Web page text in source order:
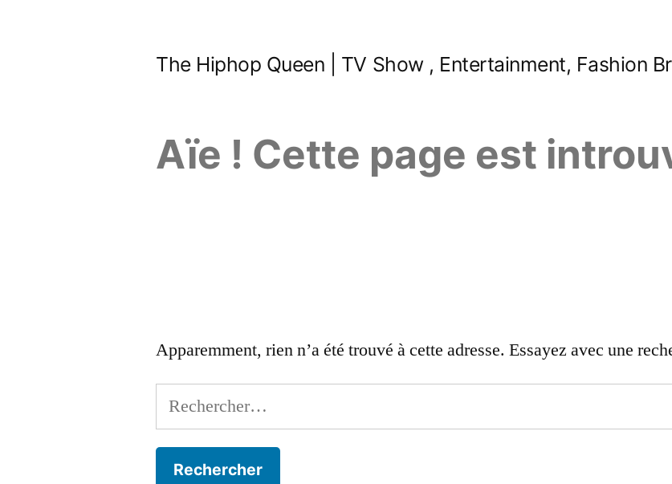
The Hiphop Queen | TV Show , Entertainment, Fashion
Aïe ! Cette page est
Apparemment, rien n’a été trouvé à cette adresse. Essayez avec une
Rechercher :